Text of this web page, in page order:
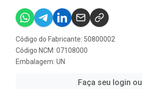
Código do Fabricante: 50800002
Código NCM: 07108000
Embalagem: UN
Faça seu login ou